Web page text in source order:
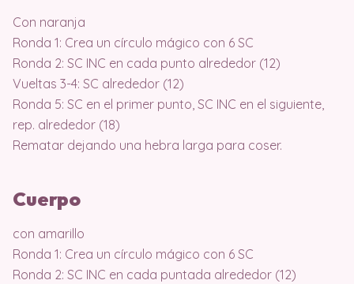
Con naranja
Ronda 1: Crea un círculo mágico con 6 SC
Ronda 2: SC INC en cada punto alrededor (12)
Vueltas 3-4: SC alrededor (12)
Ronda 5: SC en el primer punto, SC INC en el siguiente,
rep. alrededor (18)
Rematar dejando una hebra larga para coser.
Cuerpo
con amarillo
Ronda 1: Crea un círculo mágico con 6 SC
Ronda 2: SC INC en cada puntada alrededor (12)